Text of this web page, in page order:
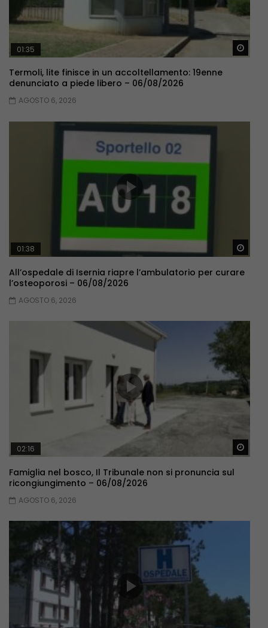
01:35
Termoli, lite finisce in un accoltellamento: 19enne
denunciato a piede libero – 06/08/2026
AGOSTO 6, 2026
01:38
All’ospedale di Isernia riapre l’ambulatorio per curare
l’osteoporosi – 06/08/2026
AGOSTO 6, 2026
02:16
Famiglia nel bosco, Il Tribunale non si pronuncia sul
ricongiungimento – 06/08/2026
AGOSTO 6, 2026